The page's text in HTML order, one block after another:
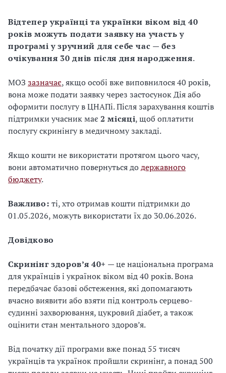
Відтепер українці та українки віком від 40
років можуть подати заявку на участь у
програмі у зручний для себе час — без
очікування 30 днів після дня народження.
МОЗ зазначає, якщо особі вже виповнилося 40 років,
вона може подати заявку через застосунок Дія або
оформити послугу в ЦНАПі. Після зарахування коштів
підтримки учасник має 2 місяці, щоб оплатити
послугу скринінгу в медичному закладі.
Якщо кошти не використати протягом цього часу,
вони автоматично повернуться додержавного
бюджету.
Важливо: ті, хто отримав кошти підтримки до
01.05.2026, можуть використати їх до 30.06.2026.
Довідково
Скринінг здоров’я 40+ — це національна програма
для українців і українок віком від 40 років. Вона
передбачає базові обстеження, які допомагають
вчасно виявити або взяти під контроль серцево-
судинні захворювання, цукровий діабет, а також
оцінити стан ментального здоров’я.
Від початку дії програми вже понад 55 тисяч
українців та українок пройшли скринінг, а понад 500